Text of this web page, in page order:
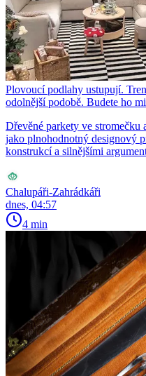
Plovoucí podlahy ustupují.
odolnější podobě. Budete ho
Dřevěné parkety ve stromečku
jako plnohodnotný designový
konstrukcí a silnějšími
Chalupáři-Zahrádkáři
dnes, 04:57
4 min